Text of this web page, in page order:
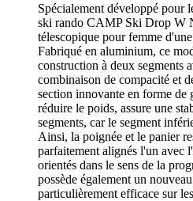
Spécialement développé pour
ski rando CAMP Ski Drop W
télescopique pour femme
Fabriqué en aluminium, ce
construction à deux segments
combinaison de compacité et
section innovante en forme de
réduire le poids, assure une
segments, car le segment
Ainsi, la poignée et le panier
parfaitement alignés l'un avec
orientés dans le sens de la
possède également un
particulièrement efficace sur